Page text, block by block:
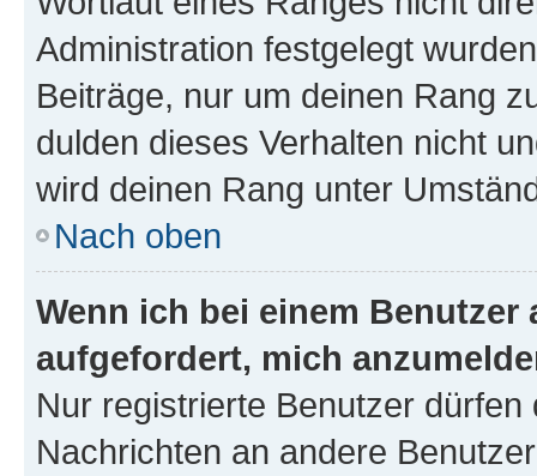
Administration festgelegt
Beiträge, nur um deinen Rang
dulden dieses Verhalten nicht
wird deinen Rang unter
Nach oben
Wenn ich bei einem
aufgefordert, mich
Nur registrierte Benutzer
Nachrichten an andere